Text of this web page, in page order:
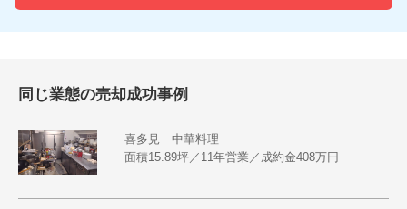
同じ業態の売却成功事例
喜多見 中華料理
面積15.89坪／11年営業／成約金408万円